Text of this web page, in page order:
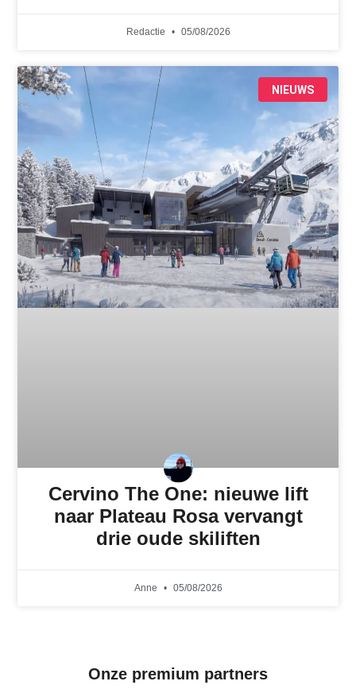
Redactie 05/08/2026
NIEUWS
Cervino The One: nieuwe lift
naar Plateau Rosa vervangt
drie oude skiliften
Anne 05/08/2026
Onze premium partners